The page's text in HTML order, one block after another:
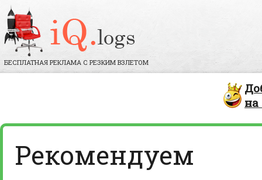
БЕСПЛАТНАЯ РЕКЛАМА С РЕЗКИМ ВЗЛЕТОМ
на
Рекомендуем